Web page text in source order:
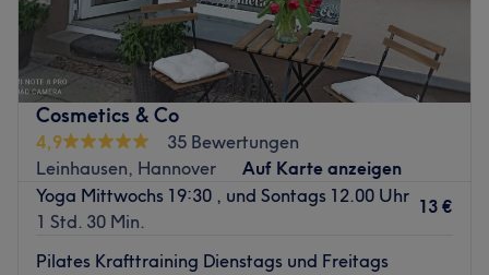
Cosmetics & Co
4,9
35 Bewertungen
Leinhausen, Hannover
Auf Karte anzeigen
Yoga Mittwochs 19:30 , und Sontags 12.00 Uhr
1 Std. 30 Min.
13 €
Pilates Krafttraining Dienstags und Freitags